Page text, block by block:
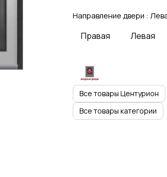
Направление двери :
Правая Левая
Все товары Центурион
Все товары категории